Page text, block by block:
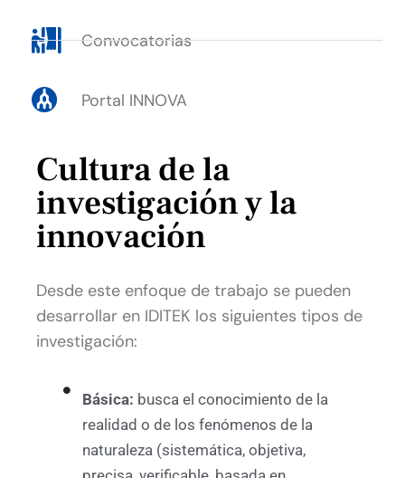
Cultura de la
investigación y la
innovación
Desde este enfoque de trabajo se pueden
desarrollar en IDITEK los siguientes tipos de
investigación:
Básica: busca el conocimiento de la
realidad o de los fenómenos de la
naturaleza (sistemática, objetiva,
Convocatorias
Portal INNOVA